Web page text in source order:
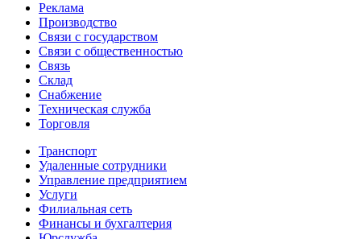
Реклама
Производство
Связи с государством
Связи с общественностью
Связь
Склад
Снабжение
Техническая служба
Торговля
Транспорт
Удаленные сотрудники
Управление предприятием
Услуги
Филиальная сеть
Финансы и бухгалтерия